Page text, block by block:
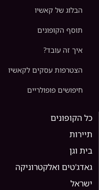
הבלוג של קאשיו
תוסף הקופונים
איך זה עובד?
הצטרפות עסקים לקאשיו
חיפושים פופולריים
כל הקופונים
תיירות
בית וגן
גאדג'טים ואלקטרוניקה
ישראל